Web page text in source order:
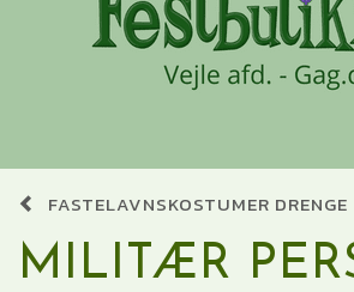
FASTELAVNSKOSTUMER DRENGE
MILITÆR